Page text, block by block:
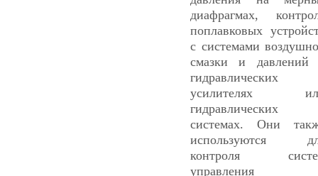
диафрагмах,
поплавковых
с системами
смазки и давлений
гидравлических
усилителях
гидравлических
системах. Они
используются
контроля
управления